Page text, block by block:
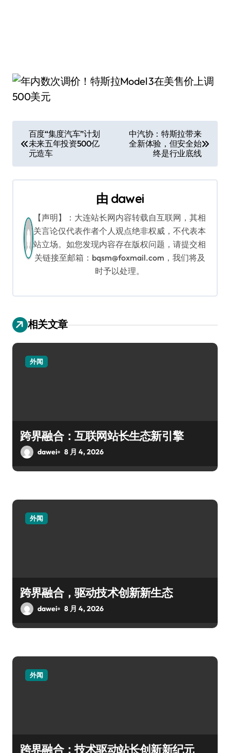
章
导
百度“集度汽车”计划
未来五年投资500亿
元造车
中汽协：特斯拉带来
全新体验，但安全始
终是行业底线
由 dawei
【声明】：大连站长网内容转载自互联网，其相
关言论仅代表作者个人观点绝非权威，不代表本
站立场。如您发现内容存在版权问题，请提交相
关链接至邮箱：bqsm@foxmail.com，我们将及
时予以处理。
相关文章
外闻
跨界融合：互联网站长生态新引擎
dawei 8 月 4, 2026
外闻
跨界融合，驱动技术创新新生态
dawei 8 月 4, 2026
外闻
跨界融合：技术驱动站长创新新纪元